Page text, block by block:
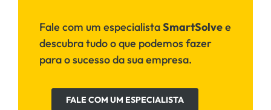
Fale com um especialistaSmartSolvee
descubra tudo o que podemos fazer
para o sucesso da sua empresa.
FALE COM UM ESPECIALISTA